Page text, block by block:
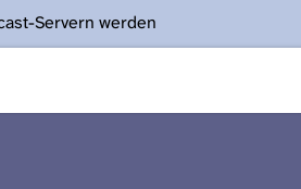
Servern werden